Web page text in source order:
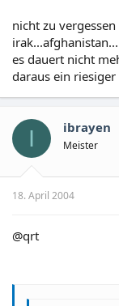
nicht zu
es dauert nicht
daraus ein
I ibrayen
Meister
18. April 2004
@qrt